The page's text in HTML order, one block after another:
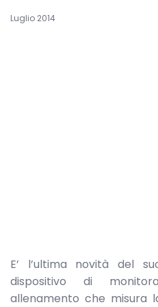
Luglio 2014
E’ l’ultima novità del
dispositivo di
allenamento che misura